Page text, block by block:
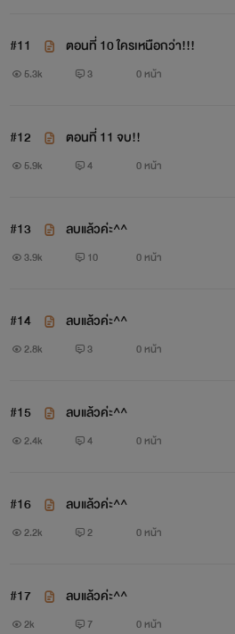
เล่ห์เหลี่ยมขู่บังคับให้เธอเป็นผู้หญิง
รสนิยมของเธอไม่ชอบผู้ชาย แต่เขา
“แต่ผมจะถือว่าเป็น
"ปล่อยแขนลูกฉันเดี๋
#11 ตอนที่ 10 ใครเหนือกว่า!!!
5.3k 3 0 หน้า
#12 ตอนที่ 11 จบ!!
5.9k 4 0 หน้า
#13 ลบแล้วค่ะ^^
3.9k 10 0 หน้า
#14 ลบแล้วค่ะ^^
2.8k 3 0 หน้า
#15 ลบแล้วค่ะ^^
2.4k 4 0 หน้า
#16 ลบแล้วค่ะ^^
2.2k 2 0 หน้า
#17 ลบแล้วค่ะ^^
2k 7 0 หน้า